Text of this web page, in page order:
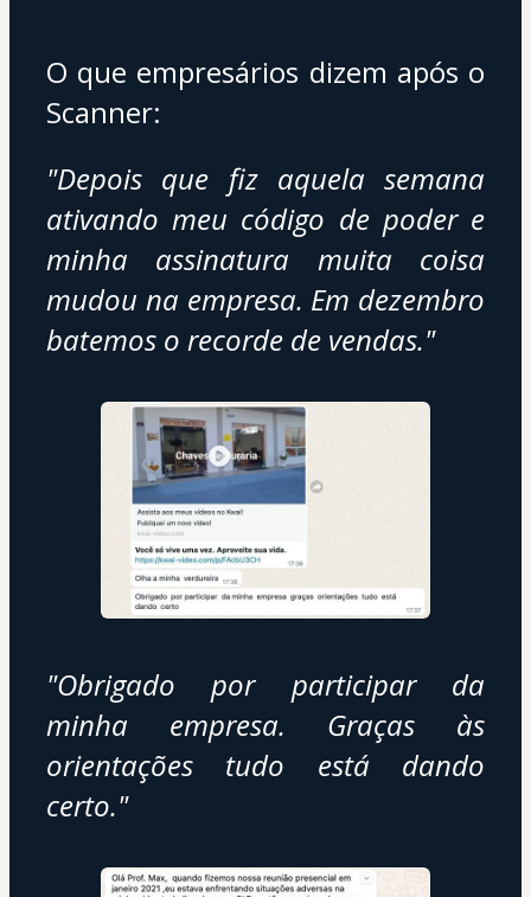
O que empresários dizem após o
Scanner:
"Depois que fiz aquela semana
ativando meu código de poder e
minha assinatura muita coisa
mudou na empresa. Em dezembro
batemos o recorde de vendas."
"Obrigado por participar da
minha empresa. Graças às
orientações tudo está dando
certo."